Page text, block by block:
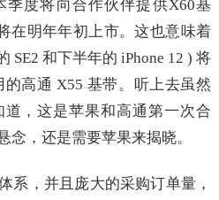
度将向合作伙伴提供X60基
在明年年初上市。这也意味着
SE2 和下半年的 iPhone 12 ) 将
高通 X55 基带。听上去虽然
，这是苹果和高通第一次合
念，还是需要苹果来揭晓。
系，并且庞大的采购订单量，